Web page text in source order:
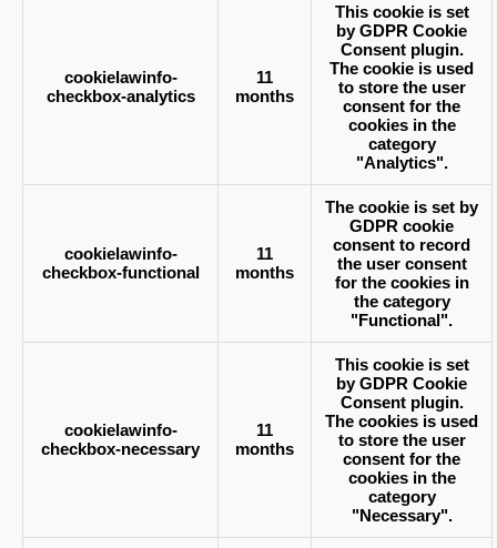
cookielawinfo-
checkbox-analytics
11
months
This cookie is set
by GDPR Cookie
Consent plugin.
The cookie is used
to store the user
consent for the
cookies in the
category
"Analytics".
cookielawinfo-
checkbox-functional
11
months
The cookie is set by
GDPR cookie
consent to record
the user consent
for the cookies in
the category
"Functional".
cookielawinfo-
checkbox-necessary
11
months
This cookie is set
by GDPR Cookie
Consent plugin.
The cookies is used
to store the user
consent for the
cookies in the
category
"Necessary".